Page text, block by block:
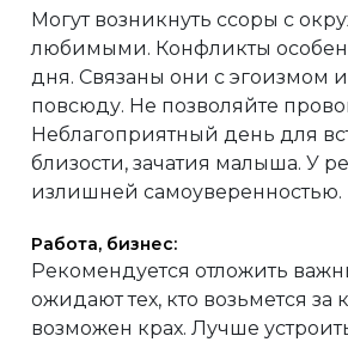
Могут возникнуть ссоры с
любимыми. Конфликты
дня. Связаны они с
повсюду. Не позволяйте
Неблагоприятный день для
близости, зачатия малыша. У
излишней самоуверенностью.
Работа, бизнес:
Рекомендуется отложить
ожидают тех, кто возьмется
возможен крах. Лучше